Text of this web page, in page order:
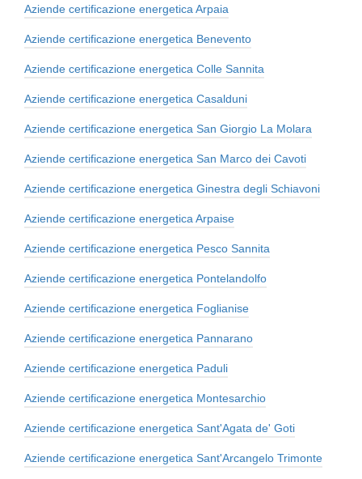
Aziende certificazione energetica Arpaia
Aziende certificazione energetica Benevento
Aziende certificazione energetica Colle Sannita
Aziende certificazione energetica Casalduni
Aziende certificazione energetica San Giorgio La Molara
Aziende certificazione energetica San Marco dei Cavoti
Aziende certificazione energetica Ginestra degli Schiavoni
Aziende certificazione energetica Arpaise
Aziende certificazione energetica Pesco Sannita
Aziende certificazione energetica Pontelandolfo
Aziende certificazione energetica Foglianise
Aziende certificazione energetica Pannarano
Aziende certificazione energetica Paduli
Aziende certificazione energetica Montesarchio
Aziende certificazione energetica Sant'Agata de' Goti
Aziende certificazione energetica Sant'Arcangelo Trimonte